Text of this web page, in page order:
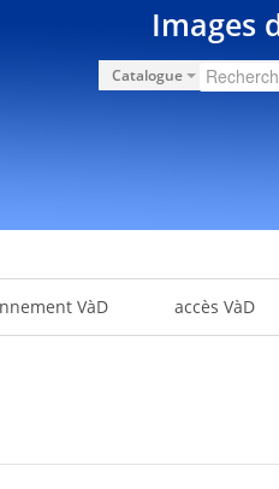
Images
Catalogue
VàD accès VàD